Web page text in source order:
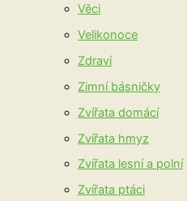
Věci
Velikonoce
Zdraví
Zimní básničky
Zvířata domácí
Zvířata hmyz
Zvířata lesní a polní
Zvířata ptáci